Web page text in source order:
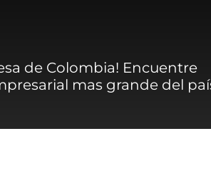
de Colombia! Encuentre
mas grande del